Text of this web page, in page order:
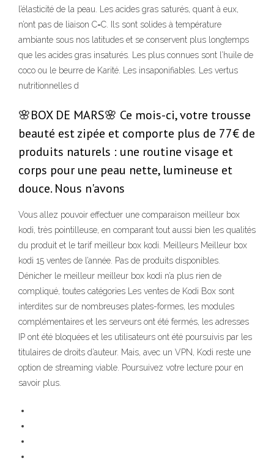
l’élasticité de la peau. Les acides gras saturés, quant à eux,
n’ont pas de liaison C=C. Ils sont solides à température
ambiante sous nos latitudes et se conservent plus longtemps
que les acides gras insaturés. Les plus connues sont l’huile de
coco ou le beurre de Karité. Les insaponifiables. Les vertus
nutritionnelles d
🌸BOX DE MARS🌸 Ce mois-ci, votre trousse
beauté est zipée et comporte plus de 77€ de
produits naturels : une routine visage et
corps pour une peau nette, lumineuse et
douce. Nous n'avons
Vous allez pouvoir effectuer une comparaison meilleur box
kodi, très pointilleuse, en comparant tout aussi bien les qualités
du produit et le tarif meilleur box kodi. Meilleurs Meilleur box
kodi 15 ventes de l’année. Pas de produits disponibles.
Dénicher le meilleur meilleur box kodi n’a plus rien de
compliqué, toutes catégories Les ventes de Kodi Box sont
interdites sur de nombreuses plates-formes, les modules
complémentaires et les serveurs ont été fermés, les adresses
IP ont été bloquées et les utilisateurs ont été poursuivis par les
titulaires de droits d’auteur. Mais, avec un VPN, Kodi reste une
option de streaming viable. Poursuivez votre lecture pour en
savoir plus.